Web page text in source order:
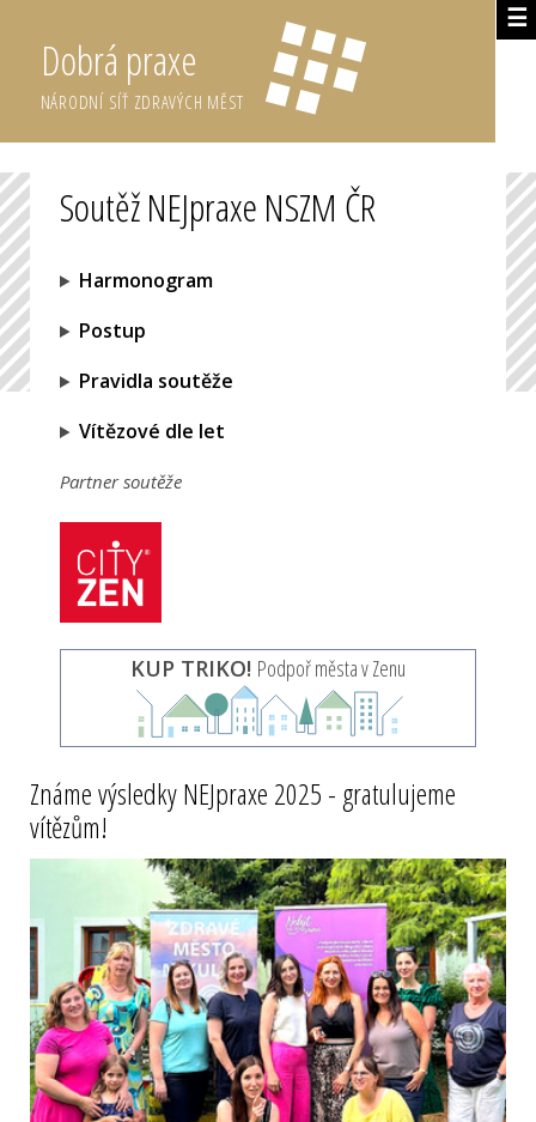
☰
Dobrá praxe
NÁRODNÍ SÍŤ ZDRAVÝCH MĚST
Soutěž NEJpraxe NSZM ČR
Harmonogram
Postup
Pravidla soutěže
Vítězové dle let
Partner soutěže
KUP TRIKO! Podpoř města v Zenu
Známe výsledky NEJpraxe 2025 - gratulujeme
vítězům!